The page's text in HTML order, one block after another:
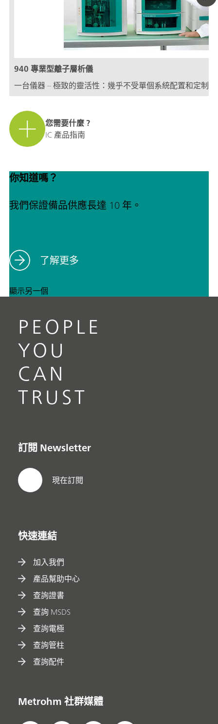
940 專業型離子層析儀
一台儀器 – 極致的靈活性：幾乎不受單個系統配置和定制
您需要什麼 ?
IC 產品指南
你知道嗎？
我們保證備品供應長達 10 年。
了解更多
顯示另一個
PEOPLE
YOU
CAN
TRUST
訂閱 Newsletter
現在訂閱
快速連結
加入我們
產品幫助中心
查詢證書
查詢 MSDS
查詢電極
查詢管柱
查詢配件
Metrohm 社群媒體